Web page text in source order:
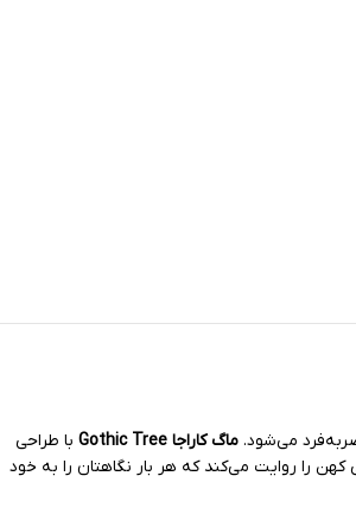
می‌شود. ماگ کاراجا Gothic Tree
با طراحی
را روایت می‌کند که هر بار نگاهتان را به خود